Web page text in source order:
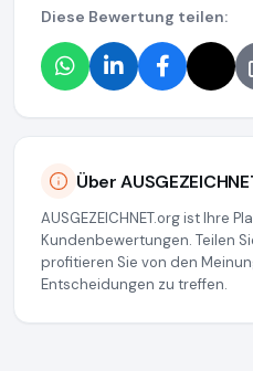
Diese Bewertung teilen:
Über
AUSGEZEICHNET.org ist Ihre
Kundenbewertungen. Teilen
profitieren Sie von den
Entscheidungen zu treffen.